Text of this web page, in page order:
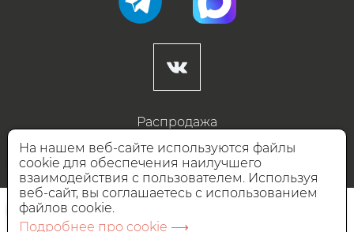
Распродажа
Готовые дизайны
Дизайнерам
НАШИ ПАРТНЁРЫ
На нашем веб-сайте используются файлы
cookie для обеспечения наилучшего
взаимодействия с пользователем. Используя
веб-сайт, вы соглашаетесь с использованием
файлов cookie.
Подробнее про cookie ⟶